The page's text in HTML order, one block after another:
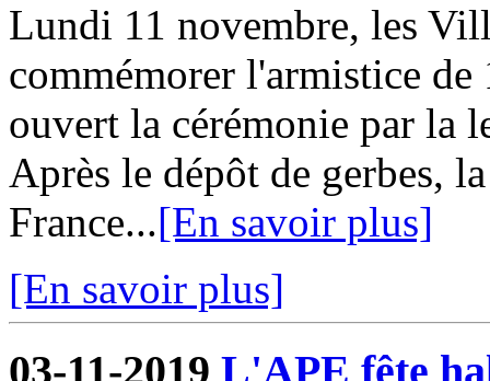
Lundi 11 novembre, les
commémorer l'armistice
ouvert la cérémonie par la
Après le dépôt de gerbes,
France...[En savoir plus]
[En savoir plus]
03-11-2019 L'APE fête